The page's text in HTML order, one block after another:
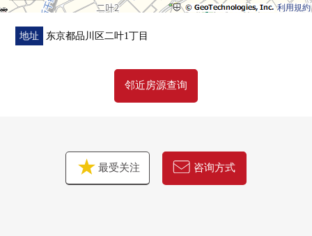
▼周边环境
・ATRE大井町约950m(步行12分钟)
・SUGI药品大井町商店约230m(步行3分钟)
・豊葉之杜学校约130m(步行2分钟)
利用規約
地址 东京都品川区二叶1丁目
邻近房源查询
最受关注 咨询方式